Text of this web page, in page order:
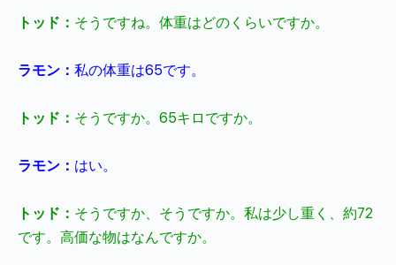
トッド： そうですね。体重はどのくらいですか。
ラモン： 私の体重は65です。
トッド： そうですか。 65キロですか。
ラモン： はい。
トッド： そうですか、そうですか。私は少し重く、約72
です。高価な物はなんですか。